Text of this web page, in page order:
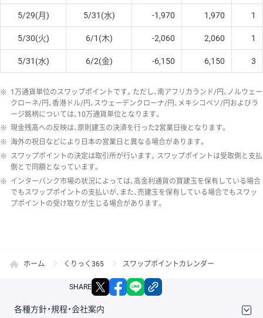
5/29(月) 5/31(水) -1,970 1,970 1
5/30(火) 6/1(木) -2,060 2,060 1
5/31(水) 6/2(金) -6,150 6,150 3
※ 1万通貨単位のスワップポイントです。ただし、南アフリカランド/円、ノルウェー
クローネ/円、香港ドル/円、スウェーデンクローナ/円、メキシコペソ/円およびラ
ージ銘柄については、10万通貨単位となります。
※ 現金残高への反映は、原則建玉の決済を行った2営業日後となります。
※ 海外の祝日などにより日本の営業日と異なる場合があります。
※ スワップポイントの決定は取引所が行います。スワップポイントは受取側と支払
側とで同額となっています。
※ インターバンク市場の状況によっては、高金利通貨の買建玉を保有している場合
でもスワップポイントの支払いが、また、売建玉を保有している場合でもスワッ
プポイントの受け取りが生じる場合があります。
ホーム くりっく365 スワップポイントカレンダー
SHARE X facebook
各種方針・規程・会社案内